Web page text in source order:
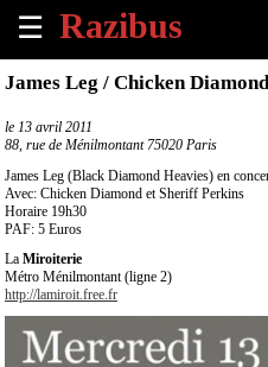
☰
×
Tous
les
évènements
à
venir
Annoncer
un
évènement
James Leg / Chicken
le 13 avril 2011
88, rue de Ménilmontant 75020 Paris
James Leg (Black Diamond Heavies) en
Avec: Chicken Diamond et Sheriff Perkins
Horaire 19h30
PAF: 5 Euros
La Miroiterie
Métro Ménilmontant (ligne 2)
http://lamiroit.free.fr